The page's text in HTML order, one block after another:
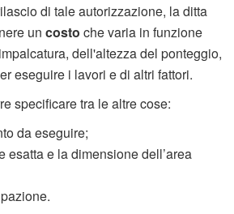
di tale autorizzazione, la ditta
uncostoche varia in funzione
dell'altezza del ponteggio,
eseguire i lavori e di altri fattori.
specificare tra le altre cose:
da eseguire;
esatta e la dimensione dell’area